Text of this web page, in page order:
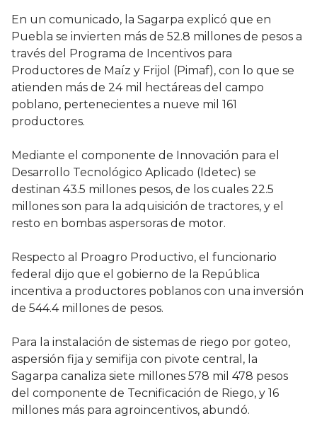
En un comunicado, la Sagarpa explicó que en
Puebla se invierten más de 52.8 millones de pesos a
través del Programa de Incentivos para
Productores de Maíz y Frijol (Pimaf), con lo que se
atienden más de 24 mil hectáreas del campo
poblano, pertenecientes a nueve mil 161
productores.
Mediante el componente de Innovación para el
Desarrollo Tecnológico Aplicado (Idetec) se
destinan 43.5 millones pesos, de los cuales 22.5
millones son para la adquisición de tractores, y el
resto en bombas aspersoras de motor.
Respecto al Proagro Productivo, el funcionario
federal dijo que el gobierno de la República
incentiva a productores poblanos con una inversión
de 544.4 millones de pesos.
Para la instalación de sistemas de riego por goteo,
aspersión fija y semifija con pivote central, la
Sagarpa canaliza siete millones 578 mil 478 pesos
del componente de Tecnificación de Riego, y 16
millones más para agroincentivos, abundó.